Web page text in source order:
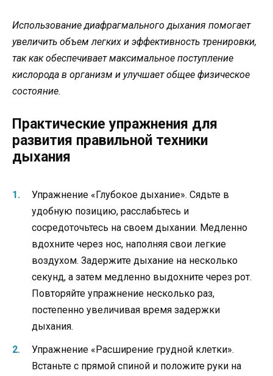
Использование диафрагмального дыхания помогает
увеличить объем легких и эффективность тренировки,
так как обеспечивает максимальное поступление
кислорода в организм и улучшает общее физическое
состояние.
Практические упражнения для
развития правильной техники
дыхания
Упражнение «Глубокое дыхание». Сядьте в
удобную позицию, расслабьтесь и
сосредоточьтесь на своем дыхании. Медленно
вдохните через нос, наполняя свои легкие
воздухом. Задержите дыхание на несколько
секунд, а затем медленно выдохните через рот.
Повторяйте упражнение несколько раз,
постепенно увеличивая время задержки
дыхания.
Упражнение «Расширение грудной клетки».
Встаньте с прямой спиной и положите руки на